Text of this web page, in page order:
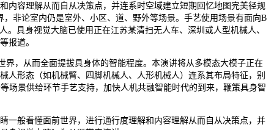
内容理解从而自从决策点，并连系时空域建立短期回忆地图完美径规
非论室内仍是室外、小区、道、野外等场景。手艺使用场景有面向B
具身视觉大脑已使用正在江苏某清扫无人车、深圳或人型机械人、
报道。
从而全面提拔具身体的智能程度。本演讲将从多模态大模子正在
形态（如机械臂、四脚机械人、人形机械人）连系其布局特征，别
场景供给环节手艺支持，加快人机共融智能时代的到来，鞭策具身智
般看懂面前世界，进行通行度理解和内容理解从而自从决策点，并